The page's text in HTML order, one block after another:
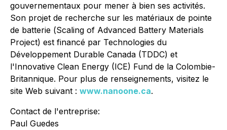
gouvernementaux pour mener à bien ses activités.
Son projet de recherche sur les matériaux de pointe
de batterie (Scaling of Advanced Battery Materials
Project) est financé par Technologies du
Développement Durable Canada (TDDC) et
l'Innovative Clean Energy (ICE) Fund de la Colombie-
Britannique. Pour plus de renseignements, visitez le
site Web suivant : www.nanoone.ca.
Contact de l'entreprise:
Paul Guedes